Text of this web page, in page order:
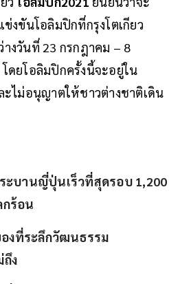
ข่งขันโอลิมปิกที่กรุงโตเกียว
งวันที่ 23 กรกฎาคม – 8
ดยโอลิมปิกครั้งนี้จะอยู่ใน
ะไม่อนุญาตให้ชาวต่างชาติเดิน
ะบานญี่ปุ่นเร็วที่สุดรอบ 1,200
กร้อน
องที่ระลึกวัฒนธรรม
ง